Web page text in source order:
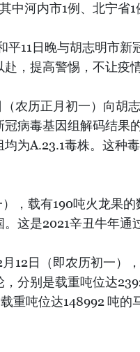
中河内市1例、北宁省1
平11日晚与胡志明市
，提高警惕，不让疫
（农历正月初一）向胡
病毒基因组解码结果
为A.23.1毒株。这种
），载有190吨火龙果
这是2021辛丑牛年通
12日（即农历初一）
分别是载重吨位达
重吨位达148992 吨的